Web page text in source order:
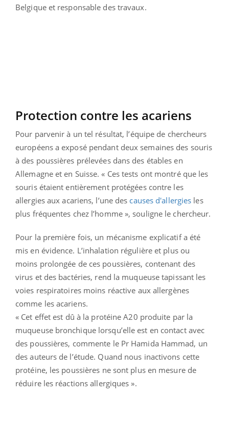
Belgique et responsable des travaux.
Protection contre les acariens
Pour parvenir à un tel résultat, l’équipe de chercheurs
européens a exposé pendant deux semaines des souris
à des poussières prélevées dans des étables en
Allemagne et en Suisse. « Ces tests ont montré que les
souris étaient entièrement protégées contre les
allergies aux acariens, l’une des causes d'allergies les
plus fréquentes chez l’homme », souligne le chercheur.
Pour la première fois, un mécanisme explicatif a été
mis en évidence. L’inhalation régulière et plus ou
moins prolongée de ces poussières, contenant des
virus et des bactéries, rend la muqueuse tapissant les
voies respiratoires moins réactive aux allergènes
comme les acariens.
« Cet effet est dû à la protéine A20 produite par la
muqueuse bronchique lorsqu’elle est en contact avec
des poussières, commente le Pr Hamida Hammad, un
des auteurs de l’étude. Quand nous inactivons cette
protéine, les poussières ne sont plus en mesure de
réduire les réactions allergiques ».